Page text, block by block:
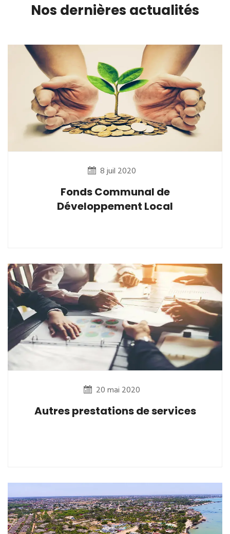
Nos dernières actualités
8 juil 2020
Fonds Communal de
Développement Local
20 mai 2020
Autres prestations de services